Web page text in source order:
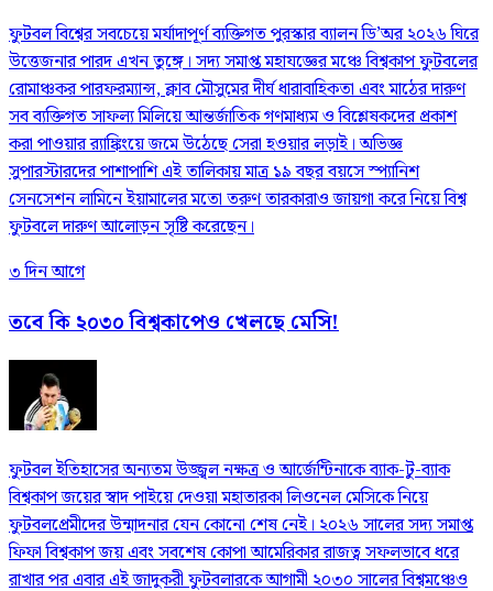
ফুটবল বিশ্বের সবচেয়ে মর্যাদাপূর্ণ ব্যক্তিগত পুরস্কার ব্যালন ডি’অর ২০২৬ ঘিরে
উত্তেজনার পারদ এখন তুঙ্গে। সদ্য সমাপ্ত মহাযজ্ঞের মঞ্চে বিশ্বকাপ ফুটবলের
রোমাঞ্চকর পারফরম্যান্স, ক্লাব মৌসুমের দীর্ঘ ধারাবাহিকতা এবং মাঠের দারুণ
সব ব্যক্তিগত সাফল্য মিলিয়ে আন্তর্জাতিক গণমাধ্যম ও বিশ্লেষকদের প্রকাশ
করা পাওয়ার র‍্যাঙ্কিংয়ে জমে উঠেছে সেরা হওয়ার লড়াই। অভিজ্ঞ
সুপারস্টারদের পাশাপাশি এই তালিকায় মাত্র ১৯ বছর বয়সে স্প্যানিশ
সেনসেশন লামিনে ইয়ামালের মতো তরুণ তারকারাও জায়গা করে নিয়ে বিশ্ব
ফুটবলে দারুণ আলোড়ন সৃষ্টি করেছেন।
৩ দিন আগে
তবে কি ২০৩০ বিশ্বকাপেও খেলছে মেসি!
ফুটবল ইতিহাসের অন্যতম উজ্জ্বল নক্ষত্র ও আর্জেন্টিনাকে ব্যাক-টু-ব্যাক
বিশ্বকাপ জয়ের স্বাদ পাইয়ে দেওয়া মহাতারকা লিওনেল মেসিকে নিয়ে
ফুটবলপ্রেমীদের উন্মাদনার যেন কোনো শেষ নেই। ২০২৬ সালের সদ্য সমাপ্ত
ফিফা বিশ্বকাপ জয় এবং সবশেষ কোপা আমেরিকার রাজত্ব সফলভাবে ধরে
রাখার পর এবার এই জাদুকরী ফুটবলারকে আগামী ২০৩০ সালের বিশ্বমঞ্চেও